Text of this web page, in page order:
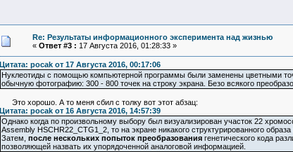
Re: Результаты информационного эксперимента над жизнью
« Ответ #3 : 17 Августа 2016, 01:28:33 »
Цитата: pocak от 17 Августа 2016, 00:17:06
Нуклеотиды с помощью компьютерной программы были заменены цветными
обычную фотографию: 300 - 800 точек на строку экрана. Безо всякого
Это хорошо. А то меня сбил с толку вот этот абзац:
Цитата: pocak от 16 Августа 2016, 14:57:39
Однако когда по произвольному выбору был визуализирован участок 22
Assembly HSCHR22_CTG1_2, то на экране никакого структурированного
Затем, после нескольких попыток преобразованиягенетического кода
позволяющей назвать их упорядоченной аналоговой информацией.